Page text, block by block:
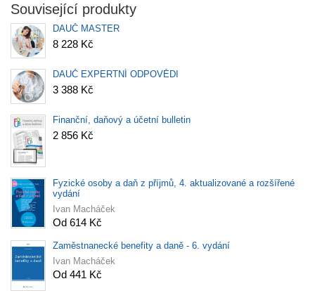
Související produkty
DAUČ MASTER
8 228 Kč
DAUČ EXPERTNÍ ODPOVĚDI
3 388 Kč
Finanční, daňový a účetní bulletin
2 856 Kč
Fyzické osoby a daň z příjmů, 4. aktualizované a rozšířené
vydání
Ivan Macháček
Od 614 Kč
Zaměstnanecké benefity a daně - 6. vydání
Ivan Macháček
Od 441 Kč